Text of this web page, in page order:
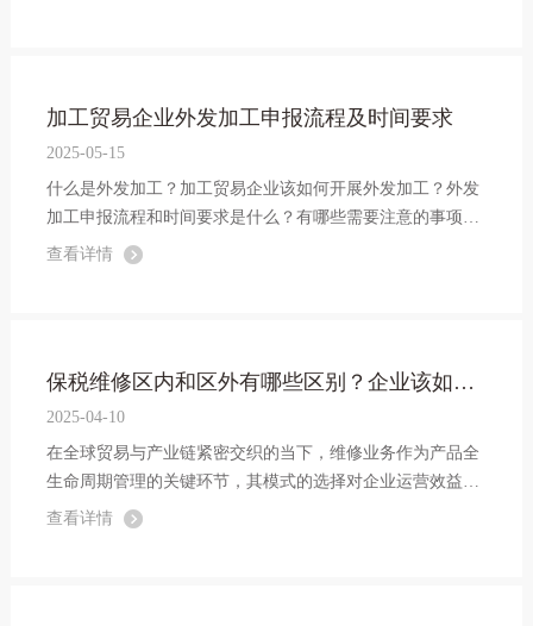
加工贸易企业外发加工申报流程及时间要求
2025-05-15
什么是外发加工？加工贸易企业该如何开展外发加工？外发
加工申报流程和时间要求是什么？有哪些需要注意的事项？
有哪些相关的便利化措施？本文详细讲解。
查看详情
保税维修区内和区外有哪些区别？企业该如何选择？
2025-04-10
在全球贸易与产业链紧密交织的当下，维修业务作为产品全
生命周期管理的关键环节，其模式的选择对企业运营效益与
市场竞争力影响深远。区内保税维修和区外保税维修，虽同
查看详情